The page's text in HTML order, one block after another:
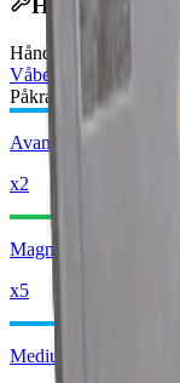
Håndværksbord
Våbensmed
Påkrævede Materialer:
Avancerede
x2
Magnet
x5
Medium våbendele